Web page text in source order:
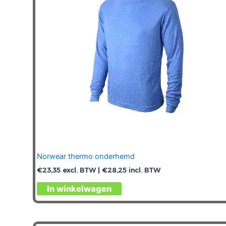
Norwear thermo onderhemd
€23,35 excl. BTW | €28,25 incl. BTW
In winkelwagen
Dit
product
meerdere